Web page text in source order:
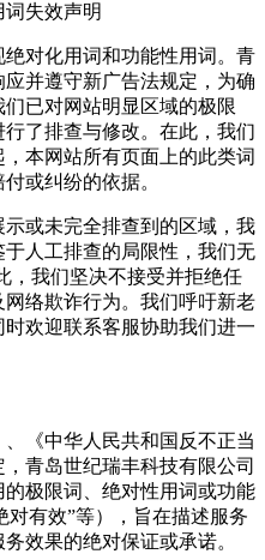
失效声明
对化用词和功能性用词。青
并遵守新广告法规定，为确
已对网站明显区域的极限
了排查与修改。在此，我们
本网站所有页面上的此类词
或纠纷的依据。
或未完全排查到的区域，我
人工排查的局限性，我们无
，我们坚决不接受并拒绝任
络欺诈行为。我们呼吁新老
欢迎联系客服协助我们进一
《中华人民共和国反不正当
青岛世纪瑞丰科技有限公司
极限词、绝对性用词或功能
对有效”等），旨在描述服务
效果的绝对保证或承诺。